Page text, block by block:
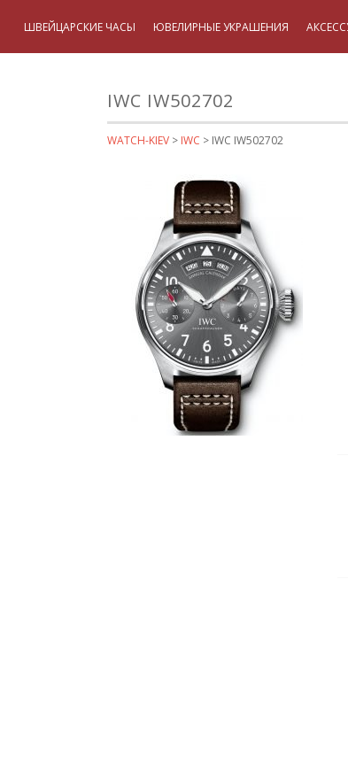
ШВЕЙЦАРСКИЕ ЧАСЫ ЮВЕЛИРНЫЕ УКРАШЕНИЯ
IWC IW502702
WATCH-KIEV > IWC > IWC IW502702